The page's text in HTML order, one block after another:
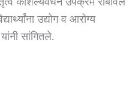
उद्योग व आरोग्य
सांगितले.